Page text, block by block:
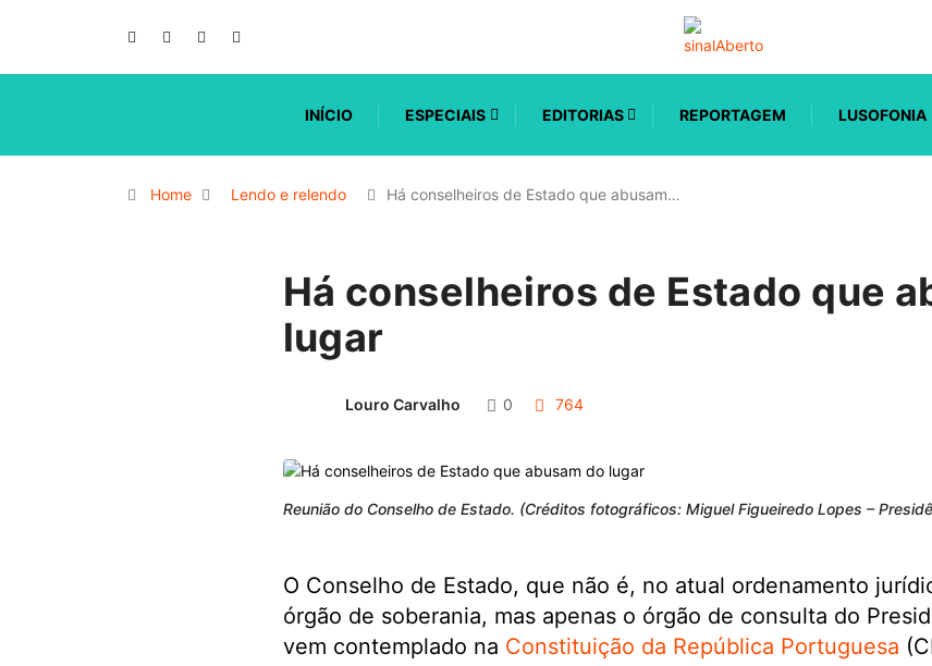
INÍCIO ESPECIAIS EDITORIAS REPORTAGEM LUSOFONIA
Home Lendo e relendo Há conselheiros de Estado que abusam…
Há conselheiros de Estado que
lugar
Louro Carvalho 0 764
Reunião do Conselho de Estado. (Créditos fotográficos: Miguel Figueiredo Lopes –
O Conselho de Estado, que não é, no atual ordenamento
órgão de soberania, mas apenas o órgão de consulta do
vem contemplado na Constituição da República Portuguesa